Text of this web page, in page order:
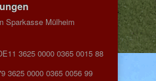
Sparkasse Mülheim
3625 0000 0365 0015 88
3625 0000 0365 0056 99